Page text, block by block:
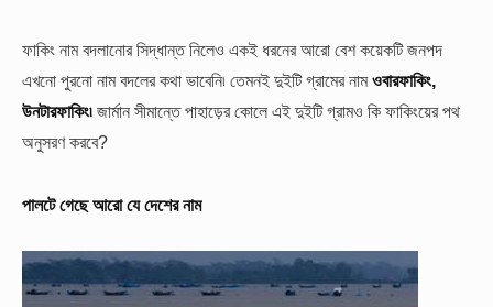
ফাকিং নাম বদলানোর সিদ্ধান্ত নিলেও একই ধরনের আরো বেশ কয়েকটি জনপদ
এখনো পুরনো নাম বদলের কথা ভাবেনি৷ তেমনই দুইটি গ্রামের নামওবারফাকিং,
উনটারফাকিং৷ জার্মান সীমান্তে পাহাড়ের কোলে এই দুইটি গ্রামও কি ফাকিংয়ের পথ
অনুসরণ করবে?
পালটে গেছে আরো যে দেশের নাম